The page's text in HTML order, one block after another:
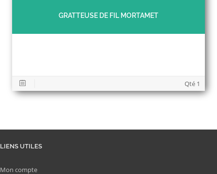
GRATTEUSE DE FIL MORTAMET
Qté 1
LIENS UTILES
Mon compte